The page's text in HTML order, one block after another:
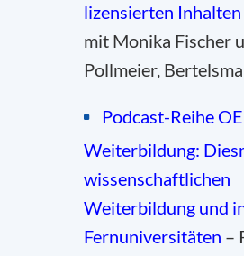
lizensierten Inhalten
mit Monika Fischer
Pollmeier,
Podcast-Reihe
Weiterbildung:
wissenschaftlichen
Weiterbildung und
Fernuniversitäten –